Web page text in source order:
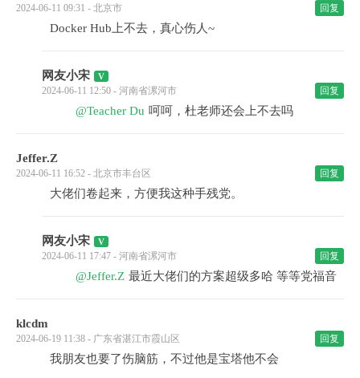
2024-06-11 09:31 - 北京市 回复
Docker Hub上不去，真心伤人~
网友小宋
2024-06-11 12:50 - 河南省漯河市 回复
@Teacher Du 呵呵，杜老师还会上不去吗
Jeffer.Z
2024-06-11 16:52 - 北京市丰台区 回复
大佬们卷起来，方便我这种手残党。
网友小宋
2024-06-11 17:47 - 河南省漯河市 回复
@Jeffer.Z 最近大佬们的方案超级多哈 等等党福音
klcdm
2024-06-19 11:38 - 广东省湛江市霞山区 回复
我朋友也要了伤脑筋，不过他是宝塔他不会